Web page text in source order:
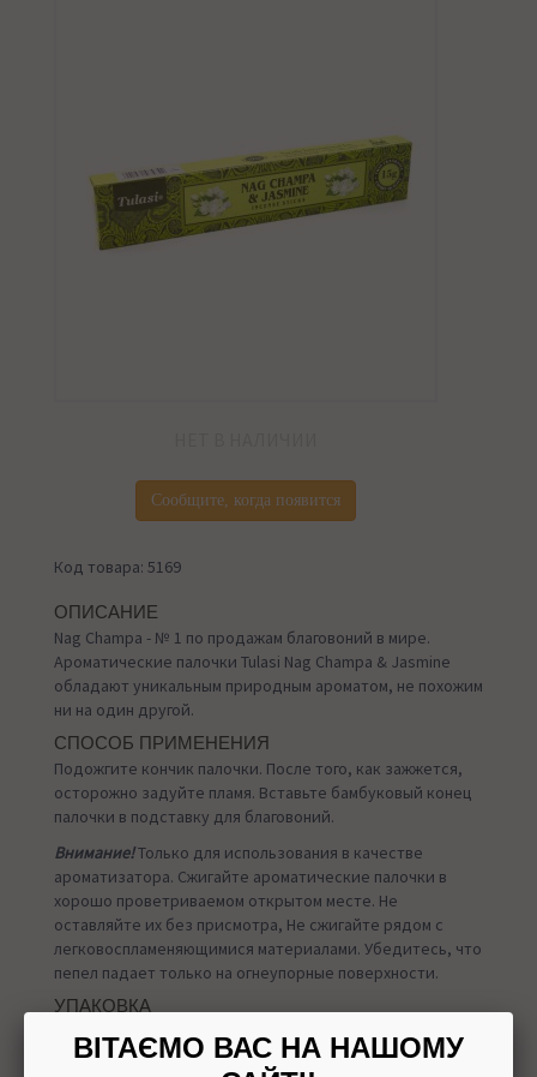
Сообщите, когда появится
Код товара: 5169
ОПИСАНИЕ
Nag Champa - № 1 по продажам благовоний в мире.
Ароматические палочки Tulasi Nag Champa & Jasmine
обладают уникальным природным ароматом, не похожим
ни на один другой.
СПОСОБ ПРИМЕНЕНИЯ
Подожгите кончик палочки. После того, как зажжется,
осторожно задуйте пламя. Вставьте бамбуковый конец
палочки в подставку для благовоний.
Внимание!Только для использования в качестве
ароматизатора. Сжигайте ароматические палочки в
хорошо проветриваемом открытом месте. Не
оставляйте их без присмотра, Не сжигайте рядом с
легковоспламеняющимися материалами. Убедитесь, что
пепел падает только на огнеупорные поверхности.
УПАКОВКА
ВІТАЄМО ВАС НА НАШОМУ